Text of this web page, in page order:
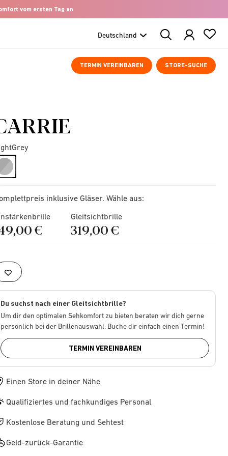
vom ersten Tag an
Search
Products
TERMIN VEREINBAREN STORE-SUCHE
selected
inklusive Gläser. Wähle aus:
€
Gleitsichtbrille
319,00 €
Du suchst nach einer Gleitsichtbrille?
Um dir den optimalen Sehkomfort zu bieten beraten wir dich gerne
persönlich bei der Brillenauswahl. Buche dir einfach einen Termin!
TERMIN VEREINBAREN
Einen Store in deiner Nähe
Qualifiziertes und fachkundiges Personal
Kostenlose Beratung und Sehtest
Geld-zurück-Garantie